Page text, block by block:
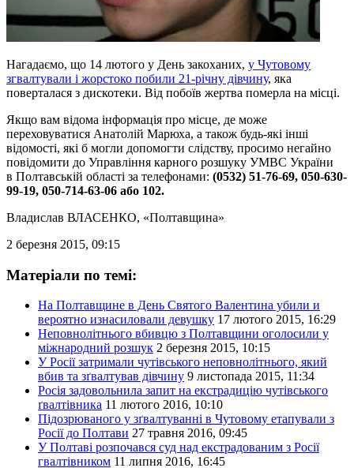
Нагадаємо, що 14 лютого у День закоханих, у Чутовому
згвалтували і жорстоко побили 21-річну дівчину, яка
поверталася з дискотеки. Від побоїв жертва померла на місці.
Якщо вам відома інформація про місце, де може
переховуватися Анатолій Марюха, а також будь-які інші
відомості, які б могли допомогти слідству, просимо негайно
повідомити до Управління карного розшуку УМВС України
в Полтавській області за телефонами: (0532) 51-76-69, 050-630-
99-19, 050-714-63-06 або 102.
Владислав ВЛАСЕНКО, «Полтавщина»
2 березня 2015, 09:15
Матеріали по темі:
На Полтавщине в День Святого Валентина убили и
вероятно изнасиловали девушку 17 лютого 2015, 16:29
Неповнолітнього вбивцю з Полтавщини оголосили у
міжнародний розшук 2 березня 2015, 10:15
У Росії затримали чутівського неповнолітнього, який
вбив та зґвалтував дівчину 9 листопада 2015, 11:34
Росія задовольнила запит на екстрадицію чутівського
ґвалтівника 11 лютого 2016, 10:10
Підозрюваного у зґвалтуванні в Чутовому етапували з
Росії до Полтави 27 травня 2016, 09:45
У Полтаві розпочався суд над екстрадованим з Росії
гвалтівником 11 липня 2016, 16:45